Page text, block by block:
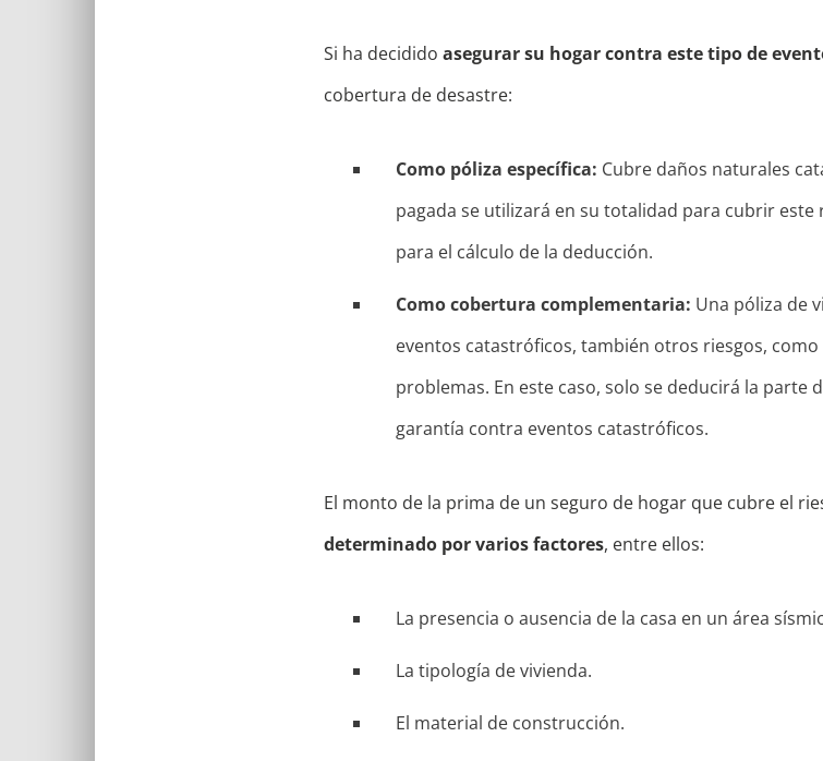
Si ha decidido asegurar su hogar contra este tipo de
cobertura de desastre:
Como póliza específica: Cubre daños naturales
pagada se utilizará en su totalidad para cubrir
para el cálculo de la deducción.
Como cobertura complementaria: Una póliza de
eventos catastróficos, también otros riesgos,
problemas. En este caso, solo se deducirá la parte
garantía contra eventos catastróficos.
El monto de la prima de un seguro de hogar que cubre el
determinado por varios factores, entre ellos:
La presencia o ausencia de la casa en un área
La tipología de vivienda.
El material de construcción.